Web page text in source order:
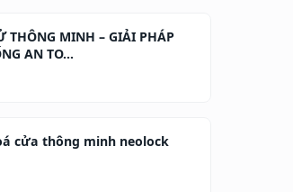
THÔNG MINH – GIẢI PHÁP
AN TO...
cửa thông minh neolock